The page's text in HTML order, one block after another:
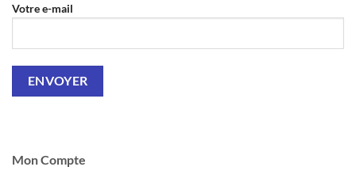
Mon Compte
Votre e-mail